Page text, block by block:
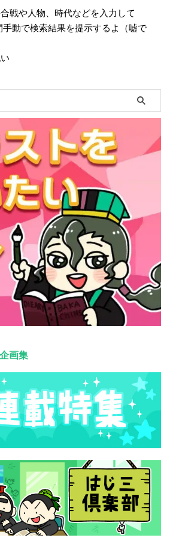
戦や人物、時代などを入力して
動で検索結果を提示するよ（嘘で
画集